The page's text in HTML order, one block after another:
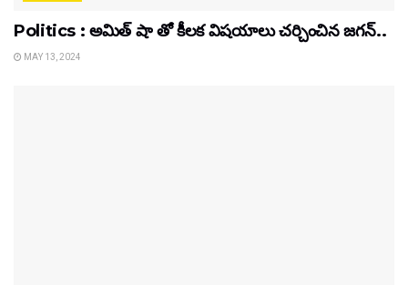
Politics : అమిత్ షా తో కీలక విషయాలు చర్చించిన జగన్..
MAY 13, 2024